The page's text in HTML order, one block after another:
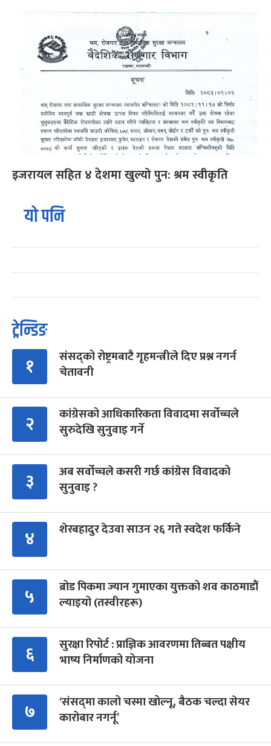
इजरायल सहित ४ देशमा खुल्यो पुन: श्रम स्वीकृति
यो पनि
ट्रेन्डिङ
१
संसद्को रोष्ट्रमबाटै गृहमन्त्रीले दिए प्रश्न नगर्न
चेतावनी
२
कांग्रेसको आधिकारिकता विवादमा सर्वोच्चले
सुरुदेखि सुनुवाइ गर्ने
३
अब सर्वोच्चले कसरी गर्छ कांग्रेस विवादको
सुनुवाइ ?
४ शेरबहादुर देउवा साउन २६ गते स्वदेश फर्किने
५
ब्रोड पिकमा ज्यान गुमाएका युक्तको शव काठमाडौं
ल्याइयो (तस्वीरहरू)
६
सुरक्षा रिपोर्ट : प्राज्ञिक आवरणमा तिब्बत पक्षीय
भाष्य निर्माणको योजना
७
‘संसद्‍मा कालो चस्मा खोल्नू, बैठक चल्दा सेयर
कारोबार नगर्नू’